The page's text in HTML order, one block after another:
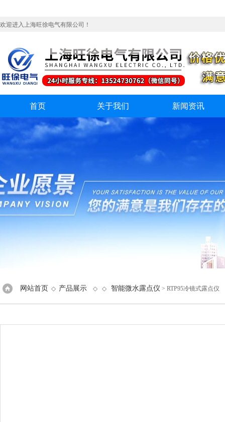
欢迎进入上海旺徐电气有限公司！
首页 关于我们 新闻资讯
网站首页 ◇ 产品展示 ◇ ◇ 智能微水露点仪 > RTP95冷镜式露点仪